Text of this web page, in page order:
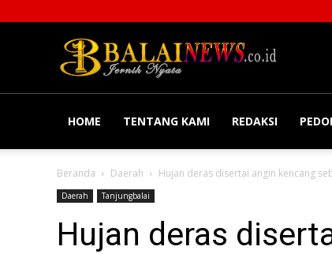
HOME TENTANG KAMI REDAKSI
Beranda Daerah Hujan deras disertai angin kencang
Daerah Tanjungbalai
Hujan deras